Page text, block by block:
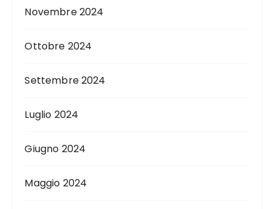
Novembre 2024
Ottobre 2024
Settembre 2024
Luglio 2024
Giugno 2024
Maggio 2024